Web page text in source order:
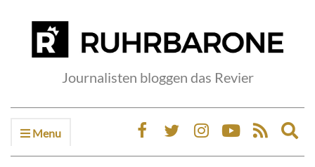
Journalisten bloggen das Revier
Menu